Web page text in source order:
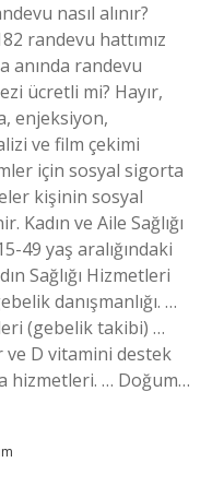
nasıl alınır?
randevu hattımız
anında randevu
ücretli mi? Hayır,
enjeksiyon,
ve film çekimi
için sosyal sigorta
kişinin sosyal
ve Aile Sağlığı
49 yaş aralığındaki
Sağlığı Hizmetleri
danışmanlığı. …
(gebelik takibi) …
ve D vitamini destek
hizmetleri. … Doğum…